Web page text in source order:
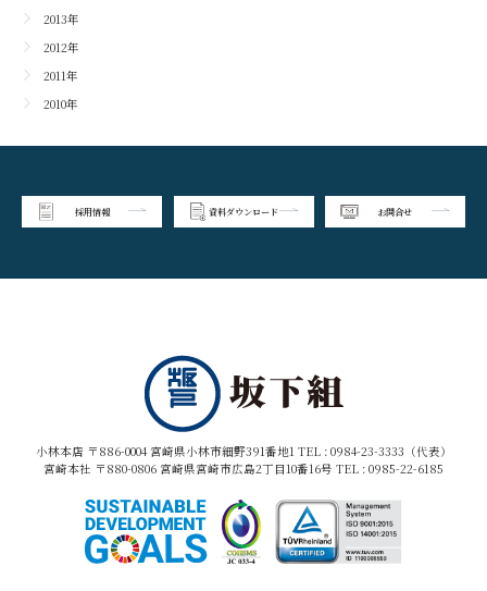
2013年
2012年
2011年
2010年
採用情報 資料ダウンロード お問合せ
小林本店 〒886-0004 宮崎県小林市細野391番地1 TEL : 0984-23-3333（代表）
宮崎本社 〒880-0806 宮崎県宮崎市広島2丁目10番16号 TEL : 0985-22-6185